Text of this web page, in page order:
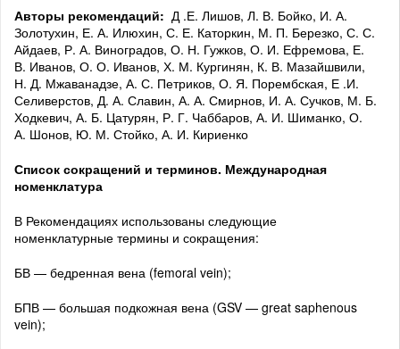
Авторы рекомендаций: Д .Е. Лишов, Л. В. Бойко, И. А.
Золотухин, Е. А. Илюхин, С. Е. Каторкин, М. П. Березко, С. С.
Айдаев, Р. А. Виноградов, О. Н. Гужков, О. И. Ефремова, Е.
В. Иванов, О. О. Иванов, Х. М. Кургинян, К. В. Мазайшвили,
Н. Д. Мжаванадзе, А. С. Петриков, О. Я. Порембская, Е .И.
Селиверстов, Д. А. Славин, А. А. Смирнов, И. А. Сучков, М. Б.
Ходкевич, А. Б. Цатурян, Р. Г. Чаббаров, А. И. Шиманко, О.
А. Шонов, Ю. М. Стойко, А. И. Кириенко
Список сокращений и терминов. Международная
номенклатура
В Рекомендациях использованы следующие
номенклатурные термины и сокращения:
БВ — бедренная вена (femoral vein);
БПВ — большая подкожная вена (GSV — great saphenous
vein);